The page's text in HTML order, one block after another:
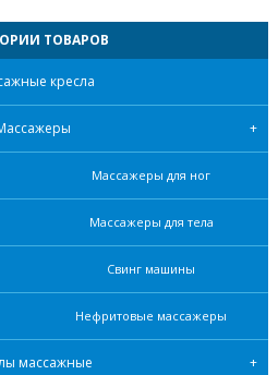
ТОВАРОВ
кресла
Массажеры для ног
Массажеры для тела
Свинг машины
Нефритовые масcажеры
массажные